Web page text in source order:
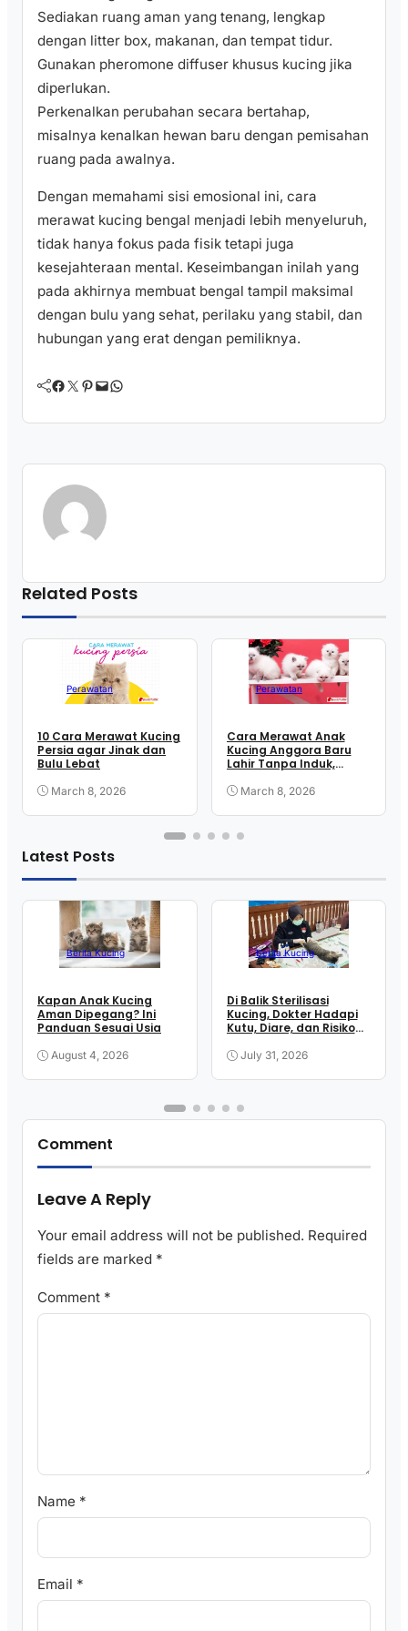
Sediakan ruang aman yang tenang, lengkap
dengan litter box, makanan, dan tempat tidur.
Gunakan pheromone diffuser khusus kucing jika
diperlukan.
Perkenalkan perubahan secara bertahap,
misalnya kenalkan hewan baru dengan pemisahan
ruang pada awalnya.
Dengan memahami sisi emosional ini, cara
merawat kucing bengal menjadi lebih menyeluruh,
tidak hanya fokus pada fisik tetapi juga
kesejahteraan mental. Keseimbangan inilah yang
pada akhirnya membuat bengal tampil maksimal
dengan bulu yang sehat, perilaku yang stabil, dan
hubungan yang erat dengan pemiliknya.
Facebook Twitter Pinterest Mail WhatsApp
Related Posts
Perawatan
10 Cara Merawat Kucing
Persia agar Jinak dan
Bulu Lebat
March 8, 2026
Perawatan
Cara Merawat Anak
Kucing Anggora Baru
Lahir Tanpa Induk,
March 8, 2026
Latest Posts
Berita Kucing
Kapan Anak Kucing
Aman Dipegang? Ini
Panduan Sesuai Usia
August 4, 2026
Berita Kucing
Di Balik Sterilisasi
Kucing, Dokter Hadapi
Kutu, Diare, dan Risiko
July 31, 2026
Comment
Leave A Reply
Your email address will not be published. Required
fields are marked *
Comment *
Name *
Email *